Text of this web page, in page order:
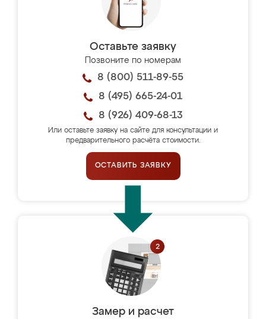
Оставьте заявку
Позвоните по номерам
8 (800) 511-89-55
8 (495) 665-24-01
8 (926) 409-68-13
Или оставьте заявку на сайте для консультации и
предварительного расчёта стоимости.
ОСТАВИТЬ ЗАЯВКУ
Замер и расчет